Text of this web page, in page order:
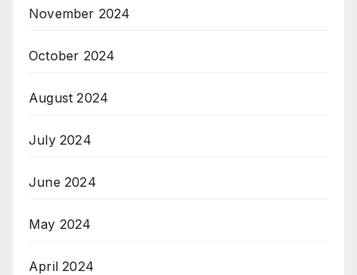
November 2024
October 2024
August 2024
July 2024
June 2024
May 2024
April 2024